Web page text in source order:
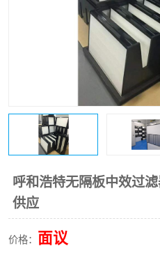
呼和浩特无隔板中效过
供应
价格： 面议
恒温恒湿净化空调